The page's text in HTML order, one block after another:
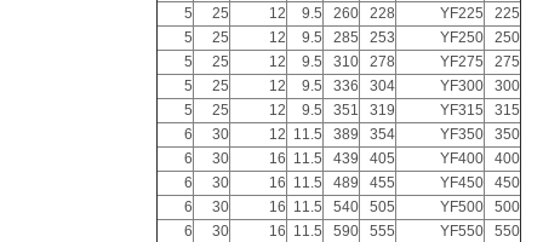
225
YF225
228
260
9.5
12
25
5
250
YF250
253
285
9.5
12
25
5
275
YF275
278
310
9.5
12
25
5
300
YF300
304
336
9.5
12
25
5
315
YF315
319
351
9.5
12
25
5
350
YF350
354
389
11.5
12
30
6
400
YF400
405
439
11.5
16
30
6
450
YF450
455
489
11.5
16
30
6
500
YF500
505
540
11.5
16
30
6
550
YF550
555
590
11.5
16
30
6